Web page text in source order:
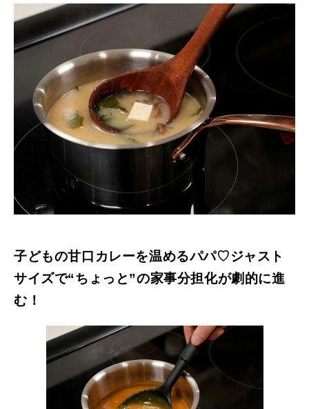
⼦どもの⽢⼝カレーを温めるパパ♡ジャスト
サイズで“ちょっと”の家事分担化が劇的に進
む！